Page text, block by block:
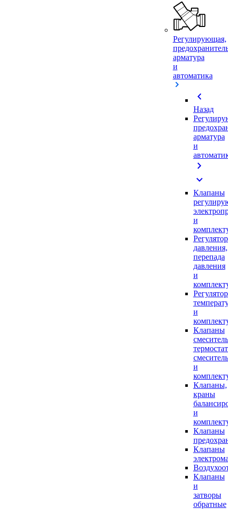
Регулирующая,
арматура
и
автоматика
chevron_left
Назад
арматура
и
chevron_right
expand_more
Клапаны
и
давления,
перепада
давления
и
и
Клапаны
и
Клапаны,
краны
и
Клапаны
Клапаны
Клапаны
и
затворы
обратные